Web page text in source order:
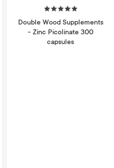
Double Wood Supplements
- Zinc Picolinate 300
capsules